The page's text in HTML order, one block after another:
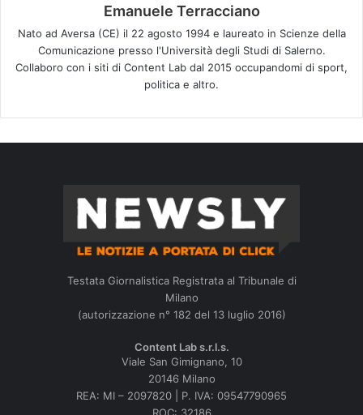
Emanuele Terracciano
Nato ad Aversa (CE) il 22 agosto 1994 e laureato in Scienze della
Comunicazione presso l'Università degli Studi di Salerno.
Collaboro con i siti di Content Lab dal 2015 occupandomi di sport,
politica e altro.
Testata Giornalistica Registrata al Tribunale di
Milano
(autorizzazione n° 182 del 13 luglio 2016)
Content Lab s.r.l.s.
Viale San Gimignano, 10
20146 Milano
REA: MI – 2097820 | P. IVA: 09547790965
ROC: 32186